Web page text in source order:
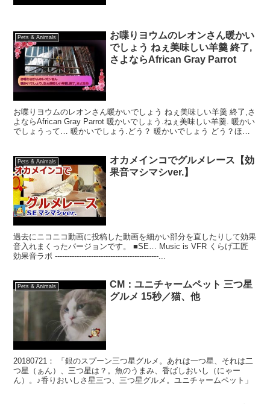
Pets & Animals
お喋りヨウムのレオンさん暖かい
でしょう ねぇ美味しい羊羹 終了,
さよならAfrican Gray Parrot
お喋りヨウムのレオンさん暖かいでしょう ねぇ美味しい羊羹 終了,さ
よならAfrican Gray Parrot 暖かいでしょう.ねぇ美味しい羊羹. 暖かい
でしょうって… 暖かいでしょう.どう？ 暖かいでしょう どう？ほ
Pets & Animals
オカメインコでグルメレース【効
果音マシマシver.】
過去にニコニコ動画に投稿した動画を細かい部分を直したりして効果
音入れまくったバージョンです。 ■SE… Music is VFR くらげ工匠
効果音ラボ -------------------------------------------...
Pets & Animals
CM：ユニチャームペット 三つ星
グルメ 15秒／猫、他
20180721： 「銀のスプーン三つ星グルメ。あれは一つ星、それは二
つ星（ぁん）、三つ星は？。魚のうまみ、香ばしおいし（にゃー
ん）。♪香りおいしさ星三つ、三つ星グルメ。ユニチャームペット」